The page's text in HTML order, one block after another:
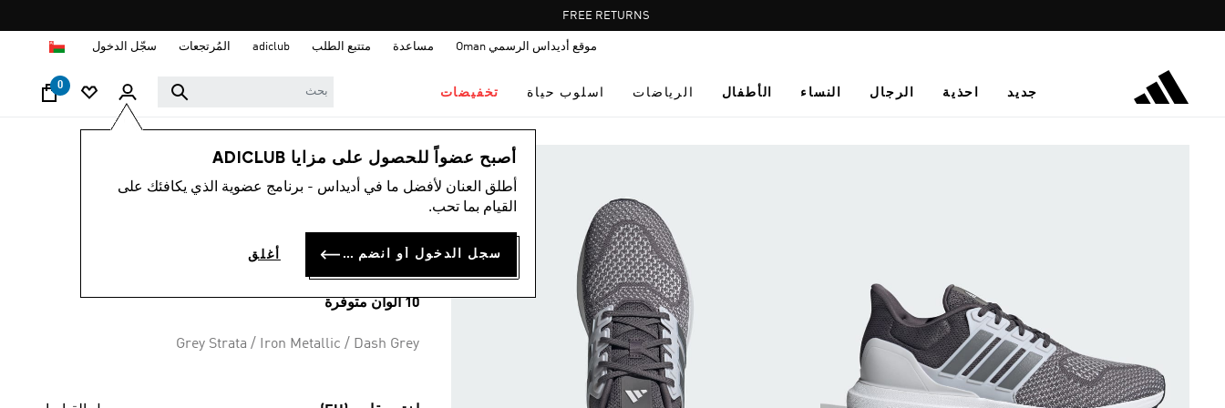
Pause
promotion
FREE RETURNS
موقع أديداس الرسمي Oman مساعدة متتبع الطلب adiclub المُرتجعات سجّل الدخول
جديد احذية الرجال النساء الأطفال الرياضات اسلوب حياة تخفيضات
0
أصبح عضواً للحصول على مزايا ADICLUB
أطلق العنان لأفضل ما في أديداس - برنامج عضوية الذي يكافئك على
القيام بما تحب.
سجل الدخول أو انضم الآن أغلق
الرجال أحذية
حذاء ULTRADREAM
DNA
10 ألوان متوفرة
Grey Strata / Iron Metallic / Dash Grey